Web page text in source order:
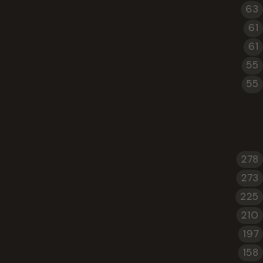
63
61
61
55
55
278
273
225
210
197
158